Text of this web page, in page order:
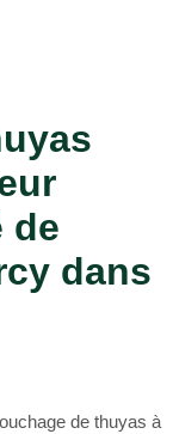
de
dans
de thuyas à